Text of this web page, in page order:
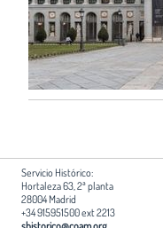
Servicio Histórico:
Hortaleza 63, 2ª planta
28004 Madrid
+34 915951500 ext 2213